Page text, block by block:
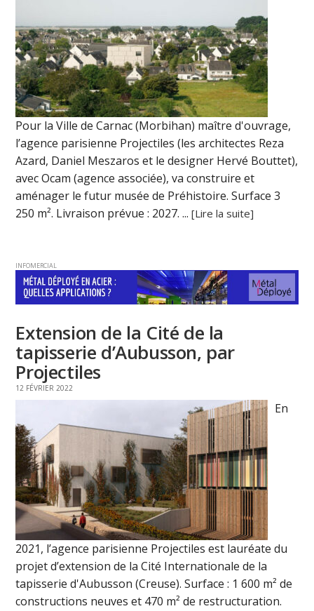
Pour la Ville de Carnac (Morbihan) maître d'ouvrage,
l’agence parisienne Projectiles (les architectes Reza
Azard, Daniel Meszaros et le designer Hervé Bouttet),
avec Ocam (agence associée), va construire et
aménager le futur musée de Préhistoire. Surface 3
250 m². Livraison prévue : 2027. ...[Lire la suite]
INFOMERCIAL
Extension de la Cité de la
tapisserie d’Aubusson, par
Projectiles
12 FÉVRIER 2022
En
2021, l’agence parisienne Projectiles est lauréate du
projet d’extension de la Cité Internationale de la
tapisserie d'Aubusson (Creuse). Surface : 1 600 m² de
constructions neuves et 470 m² de restructuration.